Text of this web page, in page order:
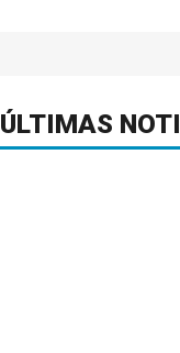
ÚLTIMAS